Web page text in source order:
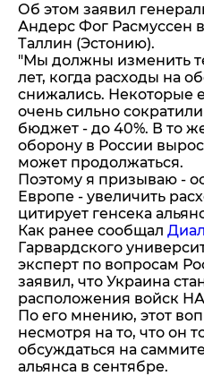
Об этом заявил
Андерс Фог Расмуссен
Таллин (Эстонию).
"Мы должны изменить
лет, когда расходы на
снижались. Некоторые
очень сильно
бюджет - до 40%. В то
оборону в России
может продолжаться.
Поэтому я призываю -
Европе - увеличить
цитирует генсека
Как ранее сообщал
Гарвардского
эксперт по вопросам
заявил, что Украина
расположения войск
По его мнению, этот
несмотря на то, что он
обсуждаться на
альянса в сентябре.